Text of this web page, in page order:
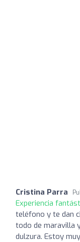
Cristina Parra
Experiencia
teléfono y te dan
todo de maravilla
dulzura. Estoy